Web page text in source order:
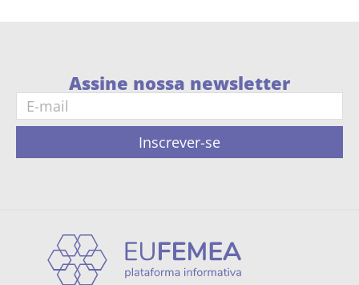
Assine nossa newsletter
Inscrever-se